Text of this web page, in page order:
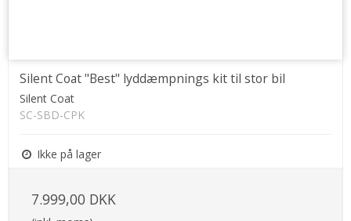
Silent Coat "Best" lyddæmpnings kit til stor bil
Silent Coat
SC-SBD-CPK
Ikke på lager
7.999,00 DKK